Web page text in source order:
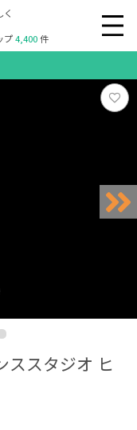
プ4,400件
ススタジオ ヒ